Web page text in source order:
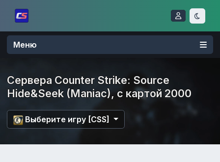
Меню
Сервера Counter Strike: Source
Hide&Seek (Maniac), с картой 2000
Выберите игру [CSS]